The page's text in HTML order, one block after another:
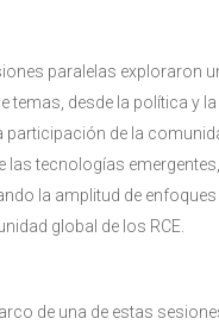
paralelas exploraron
temas, desde la política y
participación de la
las tecnologías emergentes,
la amplitud de
global de los RCE.
de una de estas